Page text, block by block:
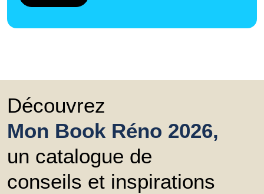
Découvrez
Mon Book Réno 2026,
un catalogue de
conseils et inspirations